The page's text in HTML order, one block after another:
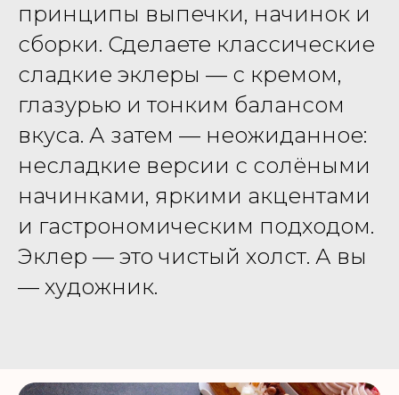
принципы выпечки, начинок и
сборки. Сделаете классические
сладкие эклеры — с кремом,
глазурью и тонким балансом
вкуса. А затем — неожиданное:
несладкие версии с солёными
начинками, яркими акцентами
и гастрономическим подходом.
Эклер — это чистый холст. А вы
— художник.